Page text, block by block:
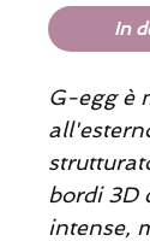
In
G-egg è
bordi 3D
intense,